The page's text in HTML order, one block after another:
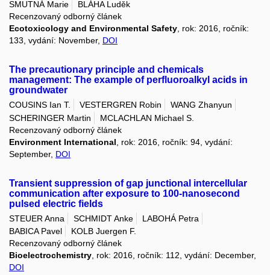
SMUTNÁ Marie
BLÁHA Luděk
Recenzovaný odborný článek
Ecotoxicology and Environmental Safety , rok: 2016, ročník:
133, vydání: November, DOI
The precautionary principle and chemicals
management: The example of perfluoroalkyl acids in
groundwater
COUSINS Ian T. VESTERGREN Robin
WANG Zhanyun
SCHERINGER Martin
MCLACHLAN Michael S.
Recenzovaný odborný článek
Environment International , rok: 2016, ročník: 94, vydání:
September, DOI
Transient suppression of gap junctional intercellular
communication after exposure to 100-nanosecond
pulsed electric fields
STEUER Anna SCHMIDT Anke
LABOHÁ Petra
BABICA Pavel
KOLB Juergen F.
Recenzovaný odborný článek
Bioelectrochemistry , rok: 2016, ročník: 112, vydání: December,
DOI